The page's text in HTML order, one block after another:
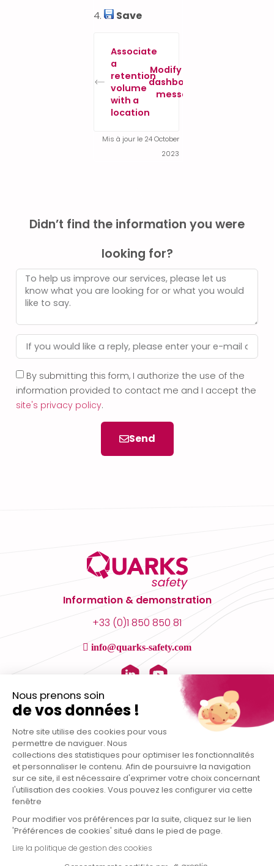
Nous prenons soin
de vos données !
Notre site utilise des cookies pour vous
permettre de naviguer. Nous
collections des statistiques pour optimiser les fonctionnalités
et personnaliser le contenu. Afin de poursuivre la navigation
sur ce site, il est nécessaire d'exprimer votre choix concernant
l'utilisation des cookies. Vous pouvez les configurer via cette
fenêtre
Pour modifier vos préférences par la suite, cliquez sur le lien
'Préférences de cookies' situé dans le pied de page.
Lire la politique de gestion des cookies
4.
Save
Associate
a
retention
volume
with a
location
Modify the
dashboard
message
Mis à jour le 24 October
2023
Didn’t find the information you were
looking for?
By submitting this form, I authorize the use of the
information provided to contact me and I accept the
site's privacy policy.
Send
Information & demonstration
+33 (0)1 850 850 81
info@quarks-safety.com
Data protection policy| Legal notice| This site is protected by reCAPTCHA and the Google
Privacy Policyand Terms of Serviceapply.